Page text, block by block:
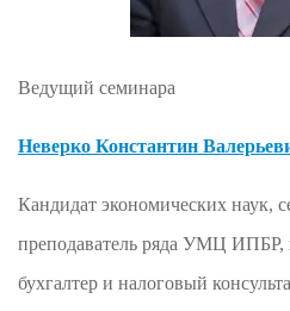
Ведущий семинара
Неверко Константин
Кандидат экономических наук,
преподаватель ряда УМЦ ИПБР,
бухгалтер и налоговый